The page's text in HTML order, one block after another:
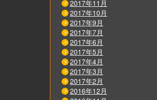
2017年11月
2017年10月
2017年9月
2017年7月
2017年6月
2017年5月
2017年4月
2017年3月
2017年2月
2016年12月